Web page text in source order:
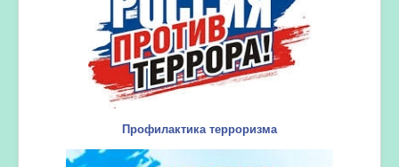
Профилактика терроризма